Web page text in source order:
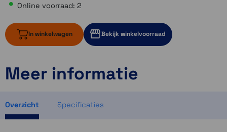
Online voorraad: 2
In winkelwagen Bekijk winkelvoorraad
2 op voorraad
1 op voorraad
Meer informatie
Overzicht Specificaties